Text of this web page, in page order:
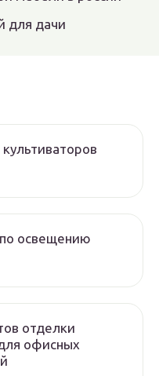
для дачи
освещению
отделки
офисных